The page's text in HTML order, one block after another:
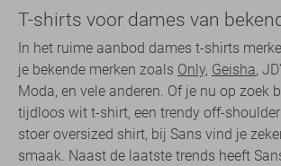
T-shirts voor dames van
In het ruime aanbod dames t-shirts
je bekende merken zoals Only, Geisha,
Moda, en vele anderen. Of je nu op zoek
tijdloos wit t-shirt, een trendy off-
stoer oversized shirt, bij Sans vind je
smaak. Naast de laatste trends heeft